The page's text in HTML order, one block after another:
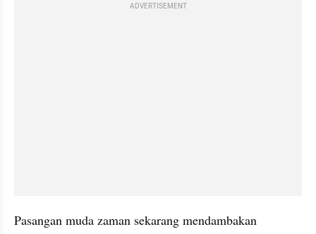
ADVERTISEMENT
Pasangan muda zaman sekarang mendambakan